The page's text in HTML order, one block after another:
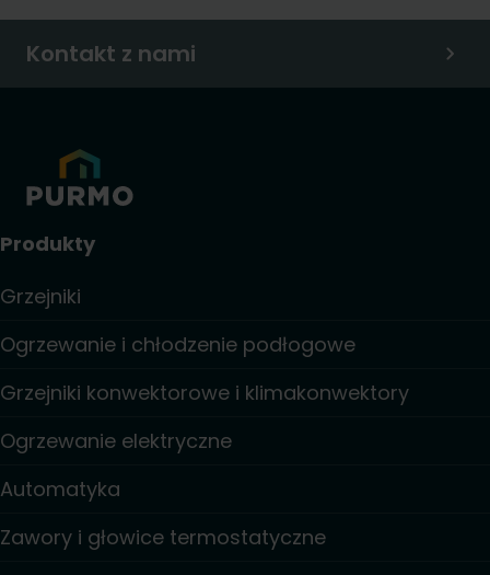
Kontakt z nami
Produkty
Grzejniki
Ogrzewanie i chłodzenie podłogowe
Grzejniki konwektorowe i klimakonwektory
Ogrzewanie elektryczne
Automatyka
Zawory i głowice termostatyczne